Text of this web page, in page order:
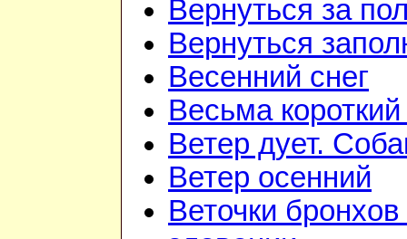
Вернуться за
Вернуться
Весенний снег
Весьма
Ветер дует.
Ветер осенний
Веточки